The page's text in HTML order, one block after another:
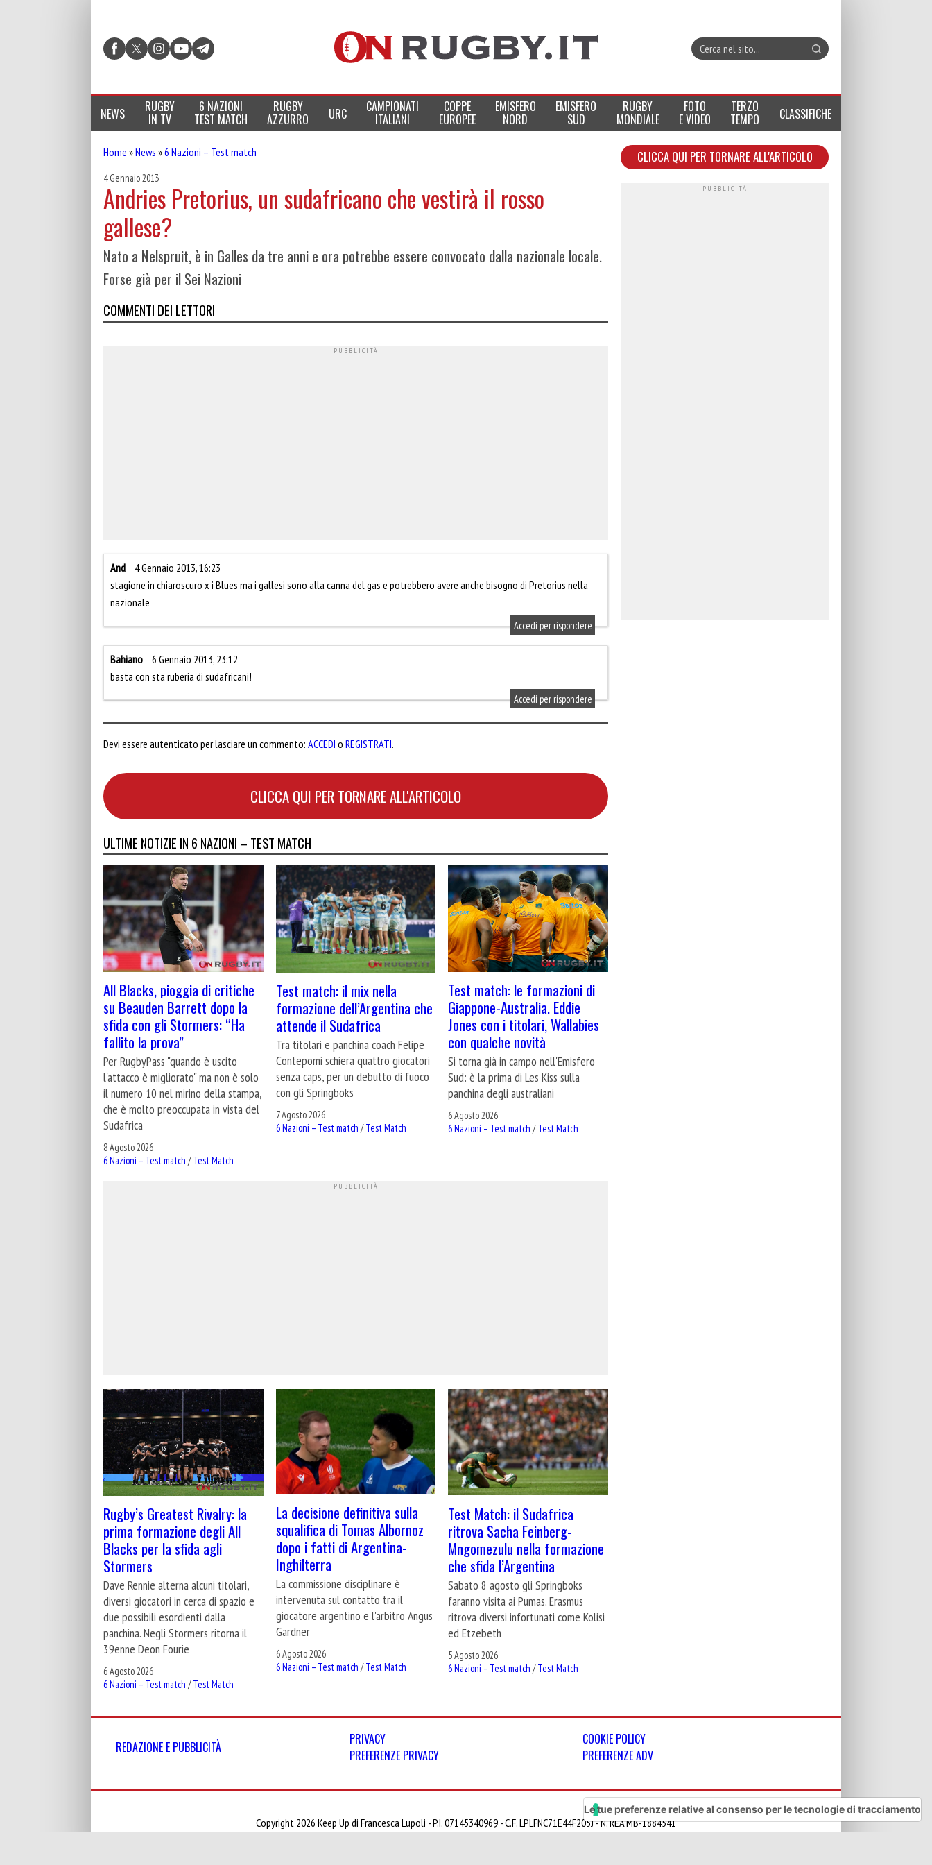
NEWS RUGBY
IN TV
6 NAZIONI
TEST MATCH
RUGBY
AZZURRO URC CAMPIONATI
ITALIANI
COPPE
EUROPEE
EMISFERO
NORD
EMISFERO
SUD
RUGBY
MONDIALE
FOTO
E VIDEO
TERZO
TEMPO CLASSIFICHE
Home »News »6 Nazioni – Test match
4 Gennaio 2013
Andries Pretorius, un sudafricano che vestirà il rosso
gallese?
Nato a Nelspruit, è in Galles da tre anni e ora potrebbe essere convocato dalla nazionale locale.
Forse già per il Sei Nazioni
COMMENTI DEI LETTORI
And
4 Gennaio 2013, 16:23
stagione in chiaroscuro x i Blues ma i gallesi sono alla canna del gas e potrebbero avere anche bisogno di Pretorius nella
nazionale
Accedi per rispondere
Bahiano
6 Gennaio 2013, 23:12
basta con sta ruberia di sudafricani!
Accedi per rispondere
Devi essere autenticato per lasciare un commento: ACCEDI o REGISTRATI.
CLICCA QUI PER TORNARE ALL'ARTICOLO
ULTIME NOTIZIE IN 6 NAZIONI – TEST MATCH
All Blacks, pioggia di critiche
su Beauden Barrett dopo la
sfida con gli Stormers: “Ha
fallito la prova”
Per RugbyPass "quando è uscito
l'attacco è migliorato" ma non è solo
il numero 10 nel mirino della stampa,
che è molto preoccupata in vista del
Sudafrica
8 Agosto 2026
6 Nazioni – Test match /Test Match
Test match: il mix nella
formazione dell’Argentina che
attende il Sudafrica
Tra titolari e panchina coach Felipe
Contepomi schiera quattro giocatori
senza caps, per un debutto di fuoco
con gli Springboks
7 Agosto 2026
6 Nazioni – Test match /Test Match
Test match: le formazioni di
Giappone-Australia. Eddie
Jones con i titolari, Wallabies
con qualche novità
Si torna già in campo nell'Emisfero
Sud: è la prima di Les Kiss sulla
panchina degli australiani
6 Agosto 2026
6 Nazioni – Test match /Test Match
Rugby’s Greatest Rivalry: la
prima formazione degli All
Blacks per la sfida agli
Stormers
Dave Rennie alterna alcuni titolari,
diversi giocatori in cerca di spazio e
due possibili esordienti dalla
panchina. Negli Stormers ritorna il
39enne Deon Fourie
6 Agosto 2026
6 Nazioni – Test match /Test Match
La decisione definitiva sulla
squalifica di Tomas Albornoz
dopo i fatti di Argentina-
Inghilterra
La commissione disciplinare è
intervenuta sul contatto tra il
giocatore argentino e l'arbitro Angus
Gardner
6 Agosto 2026
6 Nazioni – Test match /Test Match
Test Match: il Sudafrica
ritrova Sacha Feinberg-
Mngomezulu nella formazione
che sfida l’Argentina
Sabato 8 agosto gli Springboks
faranno visita ai Pumas. Erasmus
ritrova diversi infortunati come Kolisi
ed Etzebeth
5 Agosto 2026
6 Nazioni – Test match /Test Match
CLICCA QUI PER TORNARE ALL'ARTICOLO
REDAZIONE E PUBBLICITÀ
PRIVACY
PREFERENZE PRIVACY
COOKIE POLICY
PREFERENZE ADV
Copyright 2026 Keep Up di Francesca Lupoli - P.I. 07145340969 - C.F. LPLFNC71E44F205J - N. REA MB-1884541
Registrazione al Tribunale di Milano N° 366 del 28/09/2012 ISSN 2499-0817 - Tutti i diritti riservati
Le tue preferenze relative al consenso per le tecnologie di tracciamento